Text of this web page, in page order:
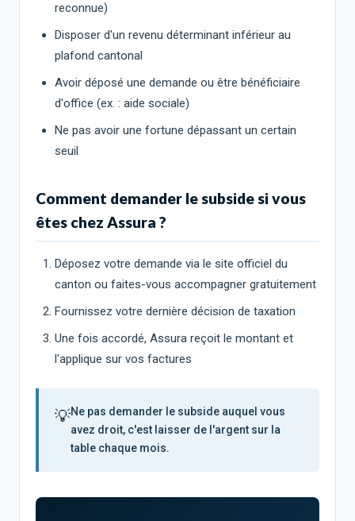
reconnue)
Disposer d'un revenu déterminant inférieur au
plafond cantonal
Avoir déposé une demande ou être bénéficiaire
d'office (ex. : aide sociale)
Ne pas avoir une fortune dépassant un certain
seuil
Comment demander le subside si vous
êtes chez Assura ?
Déposez votre demande via le site officiel du
canton ou faites-vous accompagner gratuitement
Fournissez votre dernière décision de taxation
Une fois accordé, Assura reçoit le montant et
l'applique sur vos factures
💡Ne pas demander le subside auquel vous
avez droit, c'est laisser de l'argent sur la
table chaque mois.